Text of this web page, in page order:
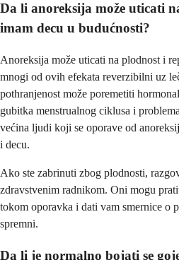
Da li anoreksija može uticati
imam decu u budućnosti?
Anoreksija može uticati na plodnost i
mnogi od ovih efekata reverzibilni uz
pothranjenost može poremetiti
gubitka menstrualnog ciklusa i
većina ljudi koji se oporave od
i decu.
Ako ste zabrinuti zbog plodnosti,
zdravstvenim radnikom. Oni mogu
tokom oporavka i dati vam smernice o
spremni.
Da li je normalno bojati se